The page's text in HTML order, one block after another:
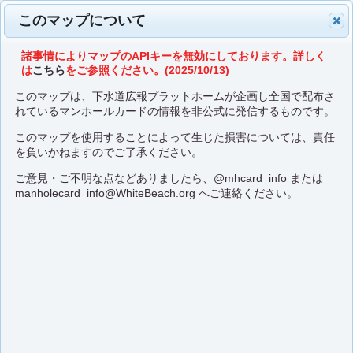
このマップについて
諸事情によりマップのAPIキーを無効にしております。詳しく
はこちらをご参照ください。(2025/10/13)
このマップは、下水道広報プラットホームが企画し全国で配布さ
れているマンホールカードの情報を非公式に発信するものです。
このマップを使用することによって生じた損害については、責任
を負いかねますのでご了承ください。
ご意見・ご不明な点などありましたら、 @mhcard_infoまたは
manholecard_info@WhiteBeach.org へご連絡ください。